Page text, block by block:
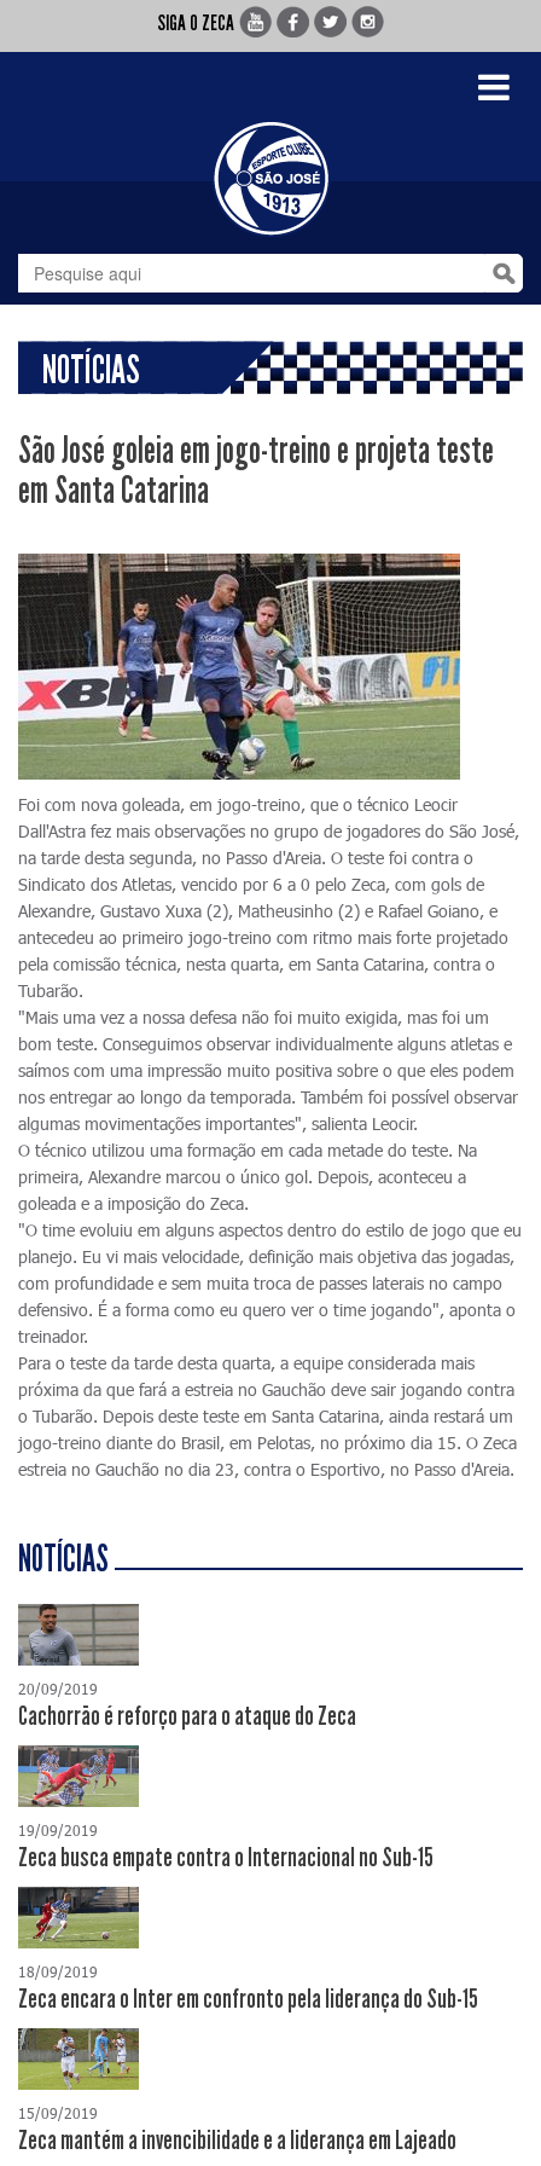
SIGA O ZECA
Toggle
NOTÍCIAS
São José goleia em jogo-treino e projeta teste
em Santa Catarina
Foi com nova goleada, em jogo-treino, que o técnico Leocir
Dall'Astra fez mais observações no grupo de jogadores do São José,
na tarde desta segunda, no Passo d'Areia. O teste foi contra o
Sindicato dos Atletas, vencido por 6 a 0 pelo Zeca, com gols de
Alexandre, Gustavo Xuxa (2), Matheusinho (2) e Rafael Goiano, e
antecedeu ao primeiro jogo-treino com ritmo mais forte projetado
pela comissão técnica, nesta quarta, em Santa Catarina, contra o
Tubarão.
"Mais uma vez a nossa defesa não foi muito exigida, mas foi um
bom teste. Conseguimos observar individualmente alguns atletas e
saímos com uma impressão muito positiva sobre o que eles podem
nos entregar ao longo da temporada. Também foi possível observar
algumas movimentações importantes", salienta Leocir.
O técnico utilizou uma formação em cada metade do teste. Na
primeira, Alexandre marcou o único gol. Depois, aconteceu a
goleada e a imposição do Zeca.
"O time evoluiu em alguns aspectos dentro do estilo de jogo que eu
planejo. Eu vi mais velocidade, definição mais objetiva das jogadas,
com profundidade e sem muita troca de passes laterais no campo
defensivo. É a forma como eu quero ver o time jogando", aponta o
treinador.
Para o teste da tarde desta quarta, a equipe considerada mais
próxima da que fará a estreia no Gauchão deve sair jogando contra
o Tubarão. Depois deste teste em Santa Catarina, ainda restará um
jogo-treino diante do Brasil, em Pelotas, no próximo dia 15. O Zeca
estreia no Gauchão no dia 23, contra o Esportivo, no Passo d'Areia.
NOTÍCIAS
20/09/2019
Cachorrão é reforço para o ataque do Zeca
19/09/2019
Zeca busca empate contra o Internacional no Sub-15
18/09/2019
Zeca encara o Inter em confronto pela liderança do Sub-15
15/09/2019
Zeca mantém a invencibilidade e a liderança em Lajeado